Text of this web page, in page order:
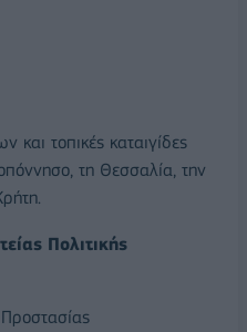
τοπικές καταιγίδες
τη Θεσσαλία, την
Πολιτικής
Προστασίας